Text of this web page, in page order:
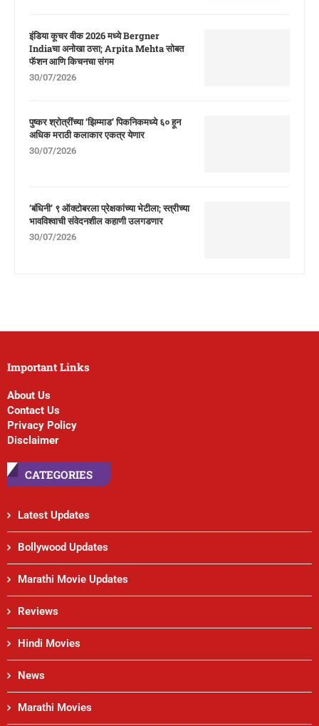
इंडिया कूचर वीक 2026 मध्ये Bergner
Indiaचा अनोखा ठसा; Arpita Mehta सोबत
फॅशन आणि किचनचा संगम
30/07/2026
पुष्कर श्रोत्रींच्या ‘झिम्माड’ पिकनिकमध्ये ६० हून
अधिक मराठी कलाकार एकत्र येणार
30/07/2026
‘बंधिनी’ ९ ऑक्टोबरला प्रेक्षकांच्या भेटीला; स्त्रीच्या
भावविश्वाची संवेदनशील कहाणी उलगडणार
30/07/2026
Important Links
About Us
Contact Us
Privacy Policy
Disclaimer
CATEGORIES
Latest Updates
Bollywood Updates
Marathi Movie Updates
Reviews
Hindi Movies
News
Marathi Movies